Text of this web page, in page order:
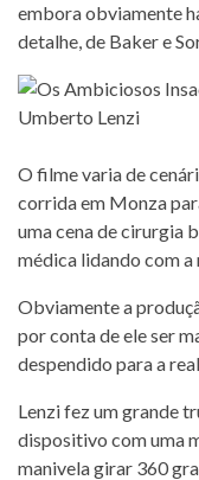
embora obviamente
detalhe, de Baker e
O filme varia de
corrida em Monza
uma cena de cirurgia
médica lidando com a
Obviamente a
por conta de ele ser
despendido para a
Lenzi fez um grande
dispositivo com uma
manivela girar 360